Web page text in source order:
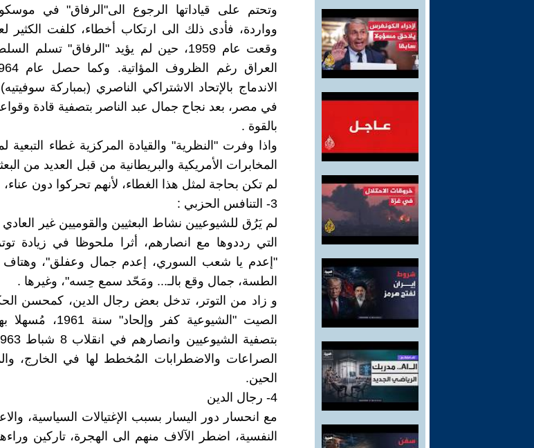
وتحتم على قياداتها الرجوع الى"الرفاق" في
وواردة، فأدى ذلك الى ارتكاب أخطاء، كلفت الكثير
وقعت عام 1959، حين لم يؤيد "الرفاق"
الاندماج بالإتحاد الاشتراكي الناصري (بمباركة
في مصر، بعد نجاح جمال عبد الناصر بتصفية قادة
بالقوة .
واذا وفرت "النظرية" والقيادة المركزية غطاء التبعية
المخابرات الأمريكية والبريطانية من قبل العديد من
لم تكن بحاجة لمثل هذا الغطاء، لأنهم تحركوا دون
3- التنافس الحزبي :
لم يَرُق للشيوعيين نشاط البعثيين والقوميين غير
التي رددوها مع انصارهم، أثرا ملحوظا في زيادة
"إعدم يا شعب السوري، إعدم جمال وعفلق"،
الطسة، جمال وقع بالـ... ومَحّد سمع حِسه"، وغيرها .
و زاد من التوتر، تدخل بعض رجال الدين، كمحسن
الصيت "الشيوعية كفر
الصراعات والاضطرابات المُخطط لها في الخارج،
الحين.
4- رجال الدين
مع انحسار دور اليسار بسبب الإغتيالات السياسية،
النفسية، اضطر الآلاف منهم الى الهجرة، تاركين